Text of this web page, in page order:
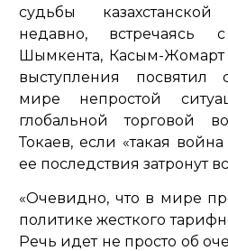
судьбы
недавно, встречаясь
Шымкента, Касым-Жомарт
выступления посвятил
мире непростой
глобальной торговой
Токаев, если «такая
ее последствия затронут
«Очевидно, что в мире
политике жесткого
Речь идет не просто об